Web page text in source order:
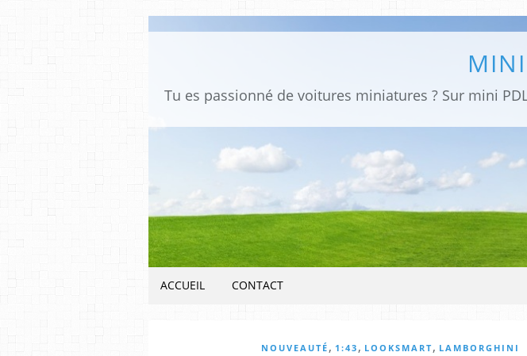
ACCUEIL CONTACT
NOUVEAUTÉ , 1:43 , LOOKSMART, LAMBORGHINI